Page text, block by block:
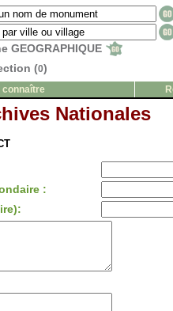
GEOGRAPHIQUE
(0)
connaître
Nationales
: